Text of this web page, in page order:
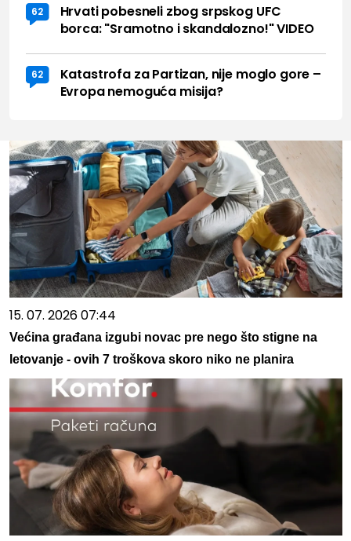
62
Hrvati pobesneli zbog srpskog UFC
borca: "Sramotno i skandalozno!" VIDEO
62
Katastrofa za Partizan, nije moglo gore –
Evropa nemoguća misija?
15. 07. 2026 07:44
Većina građana izgubi novac pre nego što stigne na
letovanje - ovih 7 troškova skoro niko ne planira